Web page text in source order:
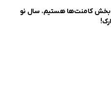
بخش کامنت‌ها هستیم. سال نو